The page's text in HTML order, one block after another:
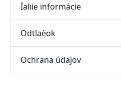
Ïalıie informácie
Odtlaèok
Ochrana údajov